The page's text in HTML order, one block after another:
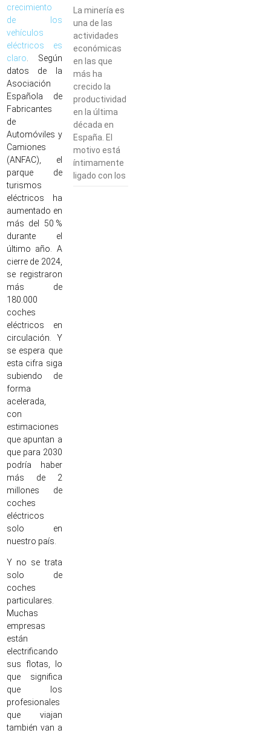
crecimiento
de los
vehículos
eléctricos es
claro . Según
datos de la
Asociación
Española de
Fabricantes
de
Automóviles y
Camiones
(ANFAC), el
parque de
turismos
eléctricos ha
aumentado en
más del 50 %
durante el
último año. A
cierre de 2024,
se registraron
más de
180.000
coches
eléctricos en
circulación. Y
se espera que
esta cifra siga
subiendo de
forma
acelerada,
con
estimaciones
que apuntan a
que para 2030
podría haber
más de 2
millones de
coches
eléctricos
solo en
nuestro país.
Y no se trata
solo de
coches
particulares.
Muchas
empresas
están
electrificando
sus flotas, lo
que significa
que los
profesionales
que viajan
también van a
La minería es
una de las
actividades
económicas
en las que
más ha
crecido la
productividad
en la última
década en
España. El
motivo está
íntimamente
ligado con los